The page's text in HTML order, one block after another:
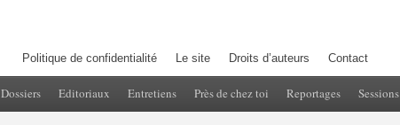
Politique de confidentialité Le site Droits d’auteurs Contact
Dossiers Editoriaux Entretiens Près de chez toi Reportages Sessions